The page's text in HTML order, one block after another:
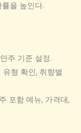
을 높인다.
주 기준 설정.
형 확인, 취향별
포함 메뉴, 가격대,